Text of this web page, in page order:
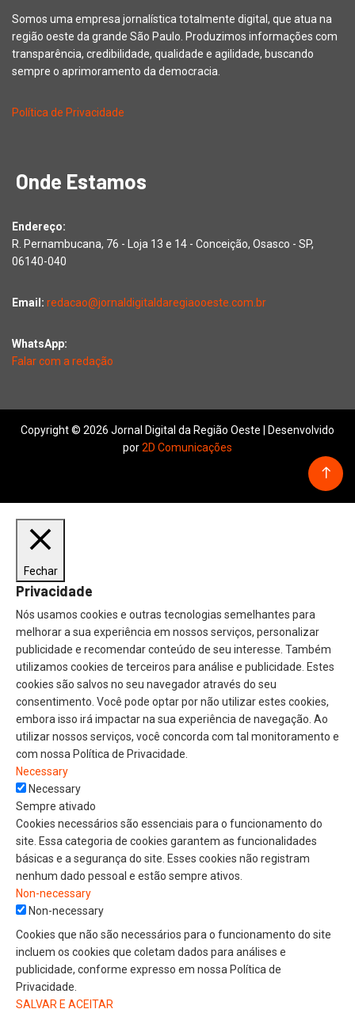
Somos uma empresa jornalística totalmente digital, que atua na
região oeste da grande São Paulo. Produzimos informações com
transparência, credibilidade, qualidade e agilidade, buscando
sempre o aprimoramento da democracia.
Política de Privacidade
Onde Estamos
Endereço:
R. Pernambucana, 76 - Loja 13 e 14 - Conceição, Osasco - SP,
06140-040
Email: redacao@jornaldigitaldaregiaooeste.com.br
WhatsApp:
Falar com a redação
Copyright © 2026 Jornal Digital da Região Oeste | Desenvolvido
por2D Comunicações
Fechar
Privacidade
Nós usamos cookies e outras tecnologias semelhantes para
melhorar a sua experiência em nossos serviços, personalizar
publicidade e recomendar conteúdo de seu interesse. Também
utilizamos cookies de terceiros para análise e publicidade. Estes
cookies são salvos no seu navegador através do seu
consentimento. Você pode optar por não utilizar estes cookies,
embora isso irá impactar na sua experiência de navegação. Ao
utilizar nossos serviços, você concorda com tal monitoramento e
com nossa Política de Privacidade.
Necessary
Necessary
Sempre ativado
Cookies necessários são essenciais para o funcionamento do
site. Essa categoria de cookies garantem as funcionalidades
básicas e a segurança do site. Esses cookies não registram
nenhum dado pessoal e estão sempre ativos.
Non-necessary
Non-necessary
Cookies que não são necessários para o funcionamento do site
incluem os cookies que coletam dados para análises e
publicidade, conforme expresso em nossa Política de
Privacidade.
SALVAR E ACEITAR